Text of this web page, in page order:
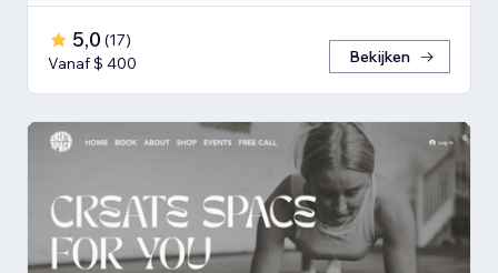
5,0 (17)
Vanaf $ 400
Bekijken